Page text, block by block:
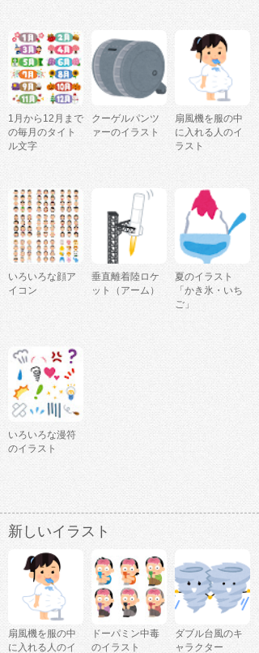
1月から12月まで
の毎月のタイト
ル文字
クーゲルパンツ
ァーのイラスト
扇風機を服の中
に入れる人のイ
ラスト
いろいろな顔ア
イコン
垂直離着陸ロケ
ット（アーム）
夏のイラスト
「かき氷・いち
ご」
いろいろな漫符
のイラスト
新しいイラスト
扇風機を服の中
に入れる人のイ
ドーパミン中毒
のイラスト
ダブル台風のキ
ャラクター